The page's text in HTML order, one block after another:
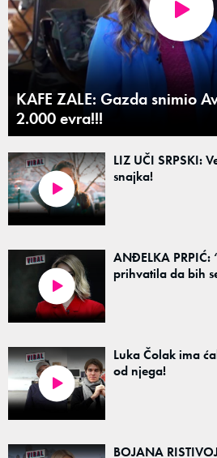
KAFE ZALE: Gazda snimio
2.000 evra!!!
LIZ UČI SRPSKI:
snajka!
ANĐELKA PRPIĆ:
prihvatila da bih
Luka Čolak ima
od njega!
BOJANA